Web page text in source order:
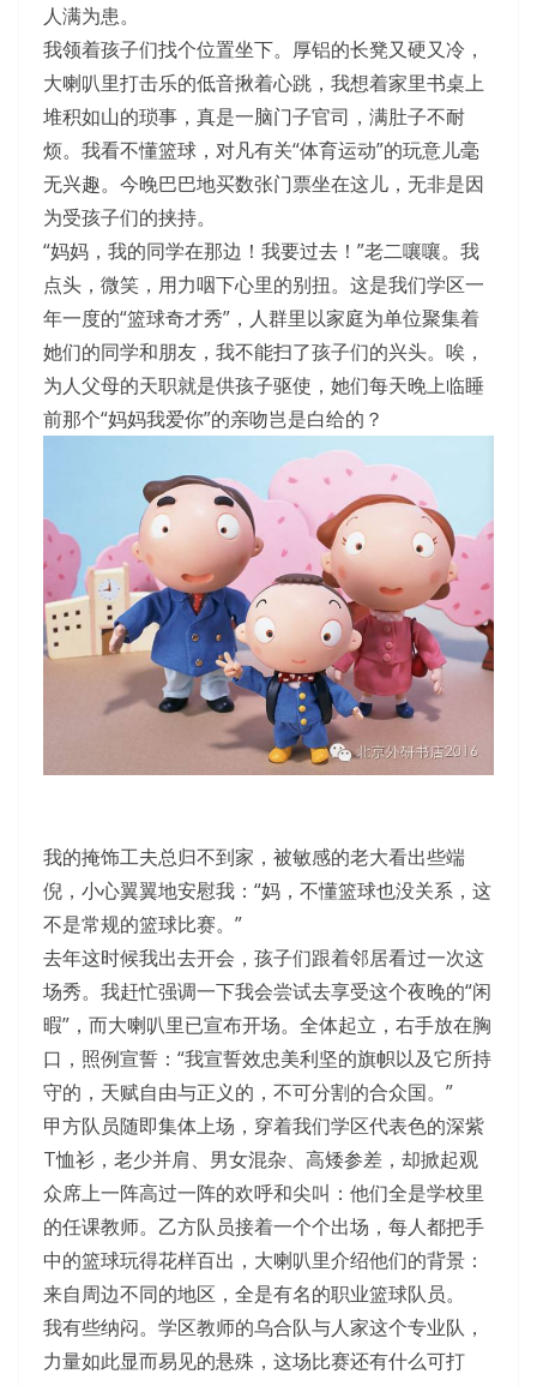
人满为患。
我领着孩子们找个位置坐下。厚铝的长凳又硬又冷，
大喇叭里打击乐的低音揪着心跳，我想着家里书桌上
堆积如山的琐事，真是一脑门子官司，满肚子不耐
烦。我看不懂篮球，对凡有关“体育运动”的玩意儿毫
无兴趣。今晚巴巴地买数张门票坐在这儿，无非是因
为受孩子们的挟持。
“妈妈，我的同学在那边！我要过去！”老二嚷嚷。我
点头，微笑，用力咽下心里的别扭。这是我们学区一
年一度的“篮球奇才秀”，人群里以家庭为单位聚集着
她们的同学和朋友，我不能扫了孩子们的兴头。唉，
为人父母的天职就是供孩子驱使，她们每天晚上临睡
前那个“妈妈我爱你”的亲吻岂是白给的？
我的掩饰工夫总归不到家，被敏感的老大看出些端
倪，小心翼翼地安慰我：“妈，不懂篮球也没关系，这
不是常规的篮球比赛。”
去年这时候我出去开会，孩子们跟着邻居看过一次这
场秀。我赶忙强调一下我会尝试去享受这个夜晚的“闲
暇”，而大喇叭里已宣布开场。全体起立，右手放在胸
口，照例宣誓：“我宣誓效忠美利坚的旗帜以及它所持
守的，天赋自由与正义的，不可分割的合众国。”
甲方队员随即集体上场，穿着我们学区代表色的深紫
T恤衫，老少并肩、男女混杂、高矮参差，却掀起观
众席上一阵高过一阵的欢呼和尖叫：他们全是学校里
的任课教师。乙方队员接着一个个出场，每人都把手
中的篮球玩得花样百出，大喇叭里介绍他们的背景：
来自周边不同的地区，全是有名的职业篮球队员。
我有些纳闷。学区教师的乌合队与人家这个专业队，
力量如此显而易见的悬殊，这场比赛还有什么可打